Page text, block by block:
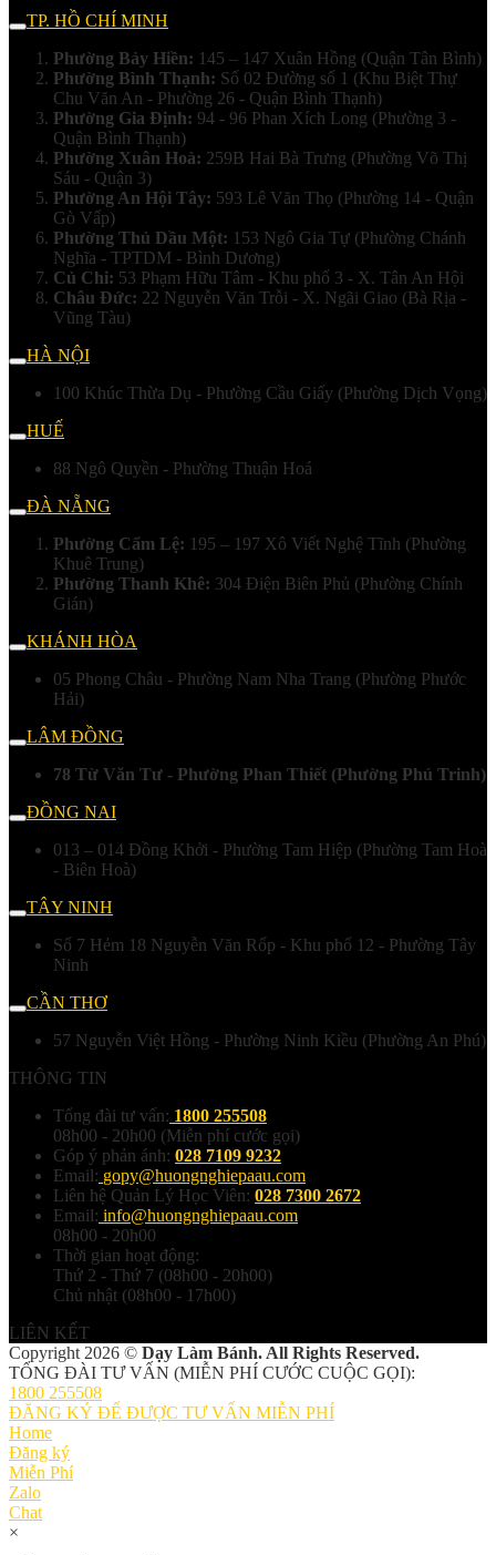
TP. HỒ CHÍ MINH
Phường Bảy Hiền: 145 – 147 Xuân Hồng (Quận Tân Bình)
Phường Bình Thạnh: Số 02 Đường số 1 (Khu Biệt Thự
Chu Văn An - Phường 26 - Quận Bình Thạnh)
Phường Gia Định: 94 - 96 Phan Xích Long (Phường 3 -
Quận Bình Thạnh)
Phường Xuân Hoà: 259B Hai Bà Trưng (Phường Võ Thị
Sáu - Quận 3)
Phường An Hội Tây: 593 Lê Văn Thọ (Phường 14 - Quận
Gò Vấp)
Phường Thủ Dầu Một: 153 Ngô Gia Tự (Phường Chánh
Nghĩa - TPTDM - Bình Dương)
Củ Chi: 53 Phạm Hữu Tâm - Khu phố 3 - X. Tân An Hội
Châu Đức: 22 Nguyễn Văn Trỗi - X. Ngãi Giao (Bà Rịa -
Vũng Tàu)
HÀ NỘI
100 Khúc Thừa Dụ - Phường Cầu Giấy (Phường Dịch Vọng)
HUẾ
88 Ngô Quyền - Phường Thuận Hoá
ĐÀ NẴNG
Phường Cẩm Lệ: 195 – 197 Xô Viết Nghệ Tĩnh (Phường
Khuê Trung)
Phường Thanh Khê: 304 Điện Biên Phủ (Phường Chính
Gián)
KHÁNH HÒA
05 Phong Châu - Phường Nam Nha Trang (Phường Phước
Hải)
LÂM ĐỒNG
78 Từ Văn Tư - Phường Phan Thiết (Phường Phú Trinh)
ĐỒNG NAI
013 – 014 Đồng Khởi - Phường Tam Hiệp (Phường Tam Hoà
- Biên Hoà)
TÂY NINH
Số 7 Hẻm 18 Nguyễn Văn Rốp - Khu phố 12 - Phường Tây
Ninh
CẦN THƠ
57 Nguyễn Việt Hồng - Phường Ninh Kiều (Phường An Phú)
THÔNG TIN
Tổng đài tư vấn: 1800 255508
08h00 - 20h00 (Miễn phí cước gọi)
Góp ý phản ánh: 028 7109 9232
Email: gopy@huongnghiepaau.com
Liên hệ Quản Lý Học Viên: 028 7300 2672
Email: info@huongnghiepaau.com
08h00 - 20h00
Thời gian hoạt động:
Thứ 2 - Thứ 7 (08h00 - 20h00)
Chủ nhật (08h00 - 17h00)
LIÊN KẾT
Copyright 2026 © Dạy Làm Bánh. All Rights Reserved.
TỔNG ĐÀI TƯ VẤN (MIỄN PHÍ CƯỚC CUỘC GỌI):
1800 255508
ĐĂNG KÝ ĐỂ ĐƯỢC TƯ VẤN MIỄN PHÍ
Home
Đăng ký
Miễn Phí
Zalo
Chat
×